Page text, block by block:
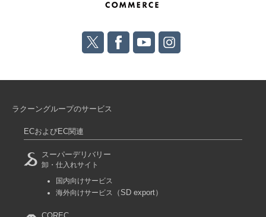
ラクーングループのサービス
ECおよびEC関連
スーパーデリバリー
卸・仕入れサイト
国内向けサービス
海外向けサービス
（SD export）